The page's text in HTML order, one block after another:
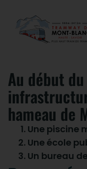
Au début
hameau de
Une piscine
Une école
Un bureau